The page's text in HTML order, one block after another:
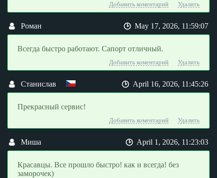
Добавить коментарий Удалить
Роман May 17, 2026, 11:59:07
Всегда быстро работают. Сапорт отличный.
Добавить коментарий Удалить
Станислав April 16, 2026, 11:45:26
Прекрасный сервис!
Добавить коментарий Удалить
Миша April 1, 2026, 11:23:03
Красавцы. Все прошло быстро! как и всегда! без
заморочек)